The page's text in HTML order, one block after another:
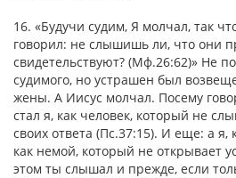
16. «Будучи судим, Я молчал, так
говорил: не слышишь ли, что они
свидетельствуют? (Мф.26:62)» Не
судимого, но устрашен был
жены. А Иисус молчал. Посему
стал я, как человек, который не
своих ответа (Пс.37:15). И еще: а я,
как немой, который не открывает
этом ты слышал и прежде, если